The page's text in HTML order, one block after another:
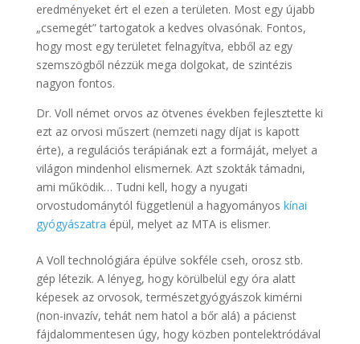
eredményeket ért el ezen a területen. Most egy újabb
„csemegét” tartogatok a kedves olvasónak. Fontos,
hogy most egy területet felnagyítva, ebből az egy
szemszögből nézzük mega dolgokat, de szintézis
nagyon fontos.
Dr. Voll német orvos az ötvenes években fejlesztette ki
ezt az orvosi műszert (nemzeti nagy díjat is kapott
érte), a regulációs terápiának ezt a formáját, melyet a
világon mindenhol elismernek. Azt szokták támadni,
ami működik… Tudni kell, hogy a nyugati
orvostudománytól függetlenül a hagyományos kínai
gyógyászatra épül, melyet az MTA is elismer.
A Voll technológiára épülve sokféle cseh, orosz stb.
gép létezik. A lényeg, hogy körülbelül egy óra alatt
képesek az orvosok, természetgyógyászok kimérni
(non-invazív, tehát nem hatol a bőr alá) a pácienst
fájdalommentesen úgy, hogy közben pontelektródával